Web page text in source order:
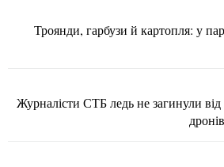
Троянди, гарбузи й картопля: у
Журналісти СТБ ледь не загинули